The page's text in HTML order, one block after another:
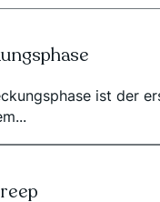
ist der